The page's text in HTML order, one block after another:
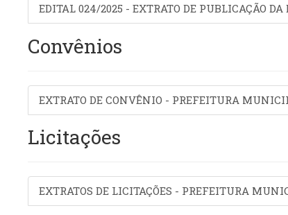
EDITAL 024/2025 - EXTRATO DE PUBLICAÇÃO
Convênios
EXTRATO DE CONVÊNIO - PREFEITURA
Licitações
EXTRATOS DE LICITAÇÕES - PREFEITURA